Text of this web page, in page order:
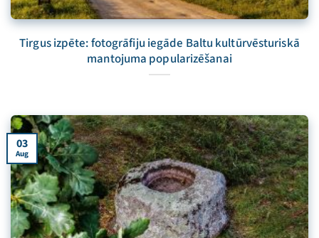
Tirgus izpēte: fotogrāfiju iegāde Baltu kultūrvēsturiskā
mantojuma popularizēšanai
03
Aug